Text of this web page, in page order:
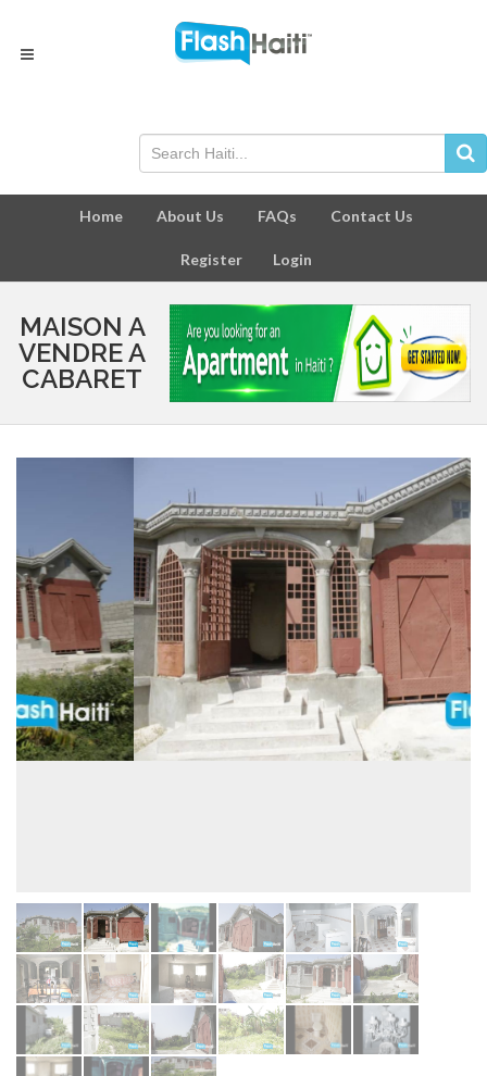
Home About Us FAQs Contact Us
Register Login
MAISON A
VENDRE A
CABARET